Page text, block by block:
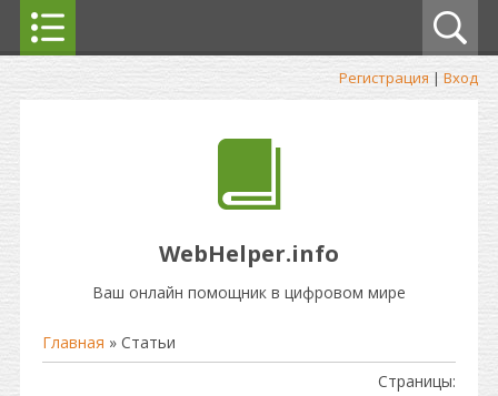
Регистрация | Вход
WebHelper.info
Ваш онлайн помощник в цифровом мире
Главная » Статьи
Страницы: